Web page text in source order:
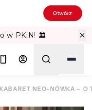
Otwórz
w PKiN! 🏛️
KABARET NEO-NÓWKA – O